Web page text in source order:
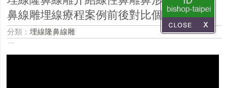
鼻線雕埋線療程案例前後對比個案解說
分類： 埋線隆鼻線雕